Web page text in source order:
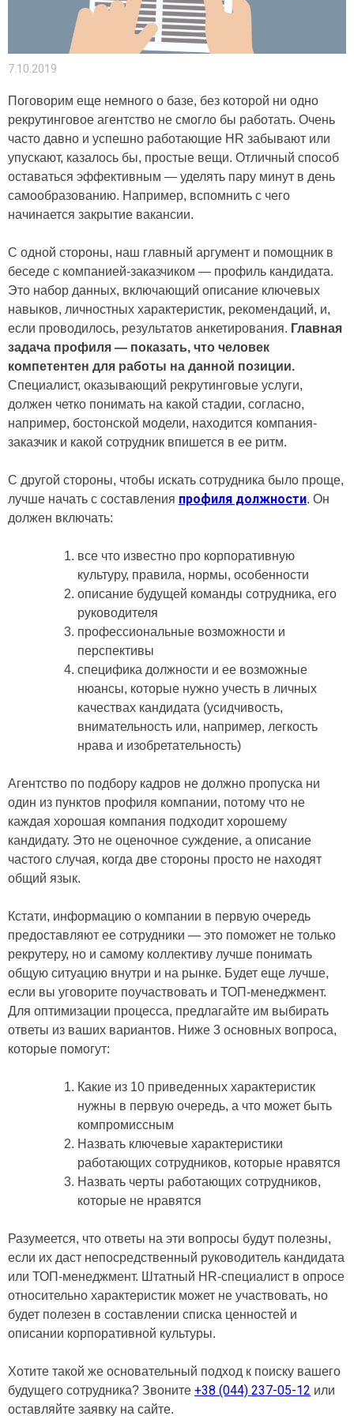
7.10.2019
Поговорим еще немного о базе, без которой ни одно
рекрутинговое агентство не смогло бы работать. Очень
часто давно и успешно работающие HR забывают или
упускают, казалось бы, простые вещи. Отличный способ
оставаться эффективным — уделять пару минут в день
самообразованию. Например, вспомнить с чего
начинается закрытие вакансии.
С одной стороны, наш главный аргумент и помощник в
беседе с компанией-заказчиком — профиль кандидата.
Это набор данных, включающий описание ключевых
навыков, личностных характеристик, рекомендаций, и,
если проводилось, результатов анкетирования. Главная
задача профиля — показать, что человек
компетентен для работы на данной позиции.
Специалист, оказывающий рекрутинговые услуги,
должен четко понимать на какой стадии, согласно,
например, бостонской модели, находится компания-
заказчик и какой сотрудник впишется в ее ритм.
С другой стороны, чтобы искать сотрудника было проще,
лучше начать с составления профиля должности. Он
должен включать:
все что известно про корпоративную
культуру, правила, нормы, особенности
описание будущей команды сотрудника, его
руководителя
профессиональные возможности и
перспективы
специфика должности и ее возможные
нюансы, которые нужно учесть в личных
качествах кандидата (усидчивость,
внимательность или, например, легкость
нрава и изобретательность)
Агентство по подбору кадров не должно пропуска ни
один из пунктов профиля компании, потому что не
каждая хорошая компания подходит хорошему
кандидату. Это не оценочное суждение, а описание
частого случая, когда две стороны просто не находят
общий язык.
Кстати, информацию о компании в первую очередь
предоставляют ее сотрудники — это поможет не только
рекрутеру, но и самому коллективу лучше понимать
общую ситуацию внутри и на рынке. Будет еще лучше,
если вы уговорите поучаствовать и ТОП-менеджмент.
Для оптимизации процесса, предлагайте им выбирать
ответы из ваших вариантов. Ниже 3 основных вопроса,
которые помогут:
Какие из 10 приведенных характеристик
нужны в первую очередь, а что может быть
компромиссным
Назвать ключевые характеристики
работающих сотрудников, которые нравятся
Назвать черты работающих сотрудников,
которые не нравятся
Разумеется, что ответы на эти вопросы будут полезны,
если их даст непосредственный руководитель кандидата
или ТОП-менеджмент. Штатный HR-специалист в опросе
относительно характеристик может не участвовать, но
будет полезен в составлении списка ценностей и
описании корпоративной культуры.
Хотите такой же основательный подход к поиску вашего
будущего сотрудника? Звоните +38 (044) 237-05-12 или
оставляйте заявку на сайте.